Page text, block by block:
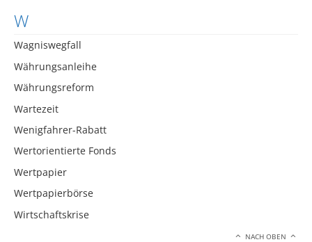
W
Wagniswegfall
Währungsanleihe
Währungsreform
Wartezeit
Wenigfahrer-Rabatt
Wertorientierte Fonds
Wertpapier
Wertpapierbörse
Wirtschaftskrise
NACH OBEN